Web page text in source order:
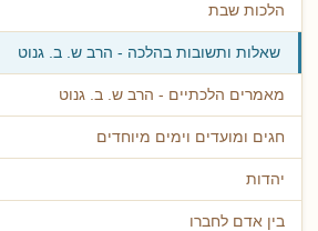
הלכות שבת
שאלות ותשובות בהלכה - הרב ש. ב. גנוט
מאמרים הלכתיים - הרב ש. ב. גנוט
חגים ומועדים וימים מיוחדים
יהדות
בין אדם לחברו